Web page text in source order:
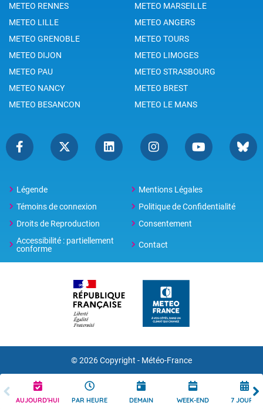
AUJOURD'HUI PAR HEURE DEMAIN WEEK-END 7 JOURS
METEO RENNES
METEO MARSEILLE
METEO LILLE
METEO ANGERS
METEO GRENOBLE
METEO TOURS
METEO DIJON
METEO LIMOGES
METEO PAU
METEO STRASBOURG
METEO NANCY
METEO BREST
METEO BESANCON
METEO LE MANS
Légende
Mentions Légales
Témoins de connexion
Politique de Confidentialité
Droits de Reproduction
Consentement
Accessibilité : partiellement
conforme
Contact
© 2026 Copyright - Météo-France